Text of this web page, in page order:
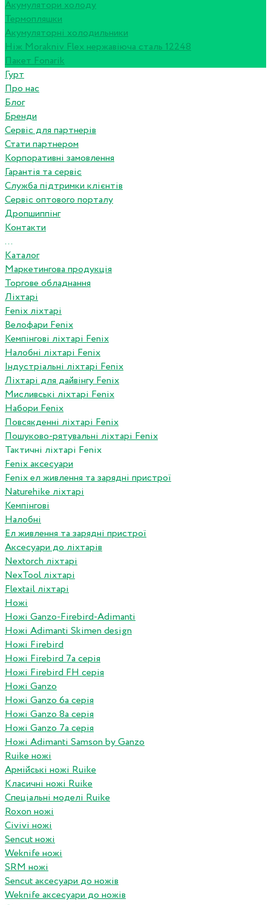
Акумулятори холоду
Термопляшки
Акумуляторні холодильники
Ніж Morakniv Flex нержавіюча сталь 12248
Пакет Fonarik
Гурт
Про нас
Блог
Бренди
Сервіс для партнерів
Стати партнером
Корпоративні замовлення
Гарантія та сервіс
Служба підтримки клієнтів
Сервіс оптового порталу
Дропшиппінг
Контакти
...
Каталог
Маркетингова продукція
Торгове обладнання
Ліхтарі
Fenix ліхтарі
Велофари Fenix
Кемпінгові ліхтарі Fenix
Налобні ліхтарі Fenix
Індустріальні ліхтарі Fenix
Ліхтарі для дайвінгу Fenix
Мисливські ліхтарі Fenix
Набори Fenix
Повсякденні ліхтарі Fenix
Пошуково-рятувальні ліхтарі Fenix
Тактичні ліхтарі Fenix
Fenix аксесуари
Fenix ел живлення та зарядні пристрої
Naturehike ліхтарі
Кемпінгові
Налобні
Ел живлення та зарядні пристрої
Аксесуари до ліхтарів
Nextorch ліхтарі
NexTool ліхтарі
Flextail ліхтарі
Ножі
Ножі Ganzo-Firebird-Adimanti
Ножі Adimanti Skimen design
Ножі Firebird
Ножі Firebird 7а серія
Ножі Firebird FH серія
Ножі Ganzo
Ножі Ganzo 6а серія
Ножі Ganzo 8а серія
Ножі Ganzo 7а серія
Ножі Adimanti Samson by Ganzo
Ruike ножі
Армійські ножі Ruike
Класичні ножі Ruike
Спеціальні моделі Ruike
Roxon ножi
Civivi ножі
Sencut ножі
Weknife ножі
SRM ножі
Sencut аксесуари до ножів
Weknife аксесуари до ножів